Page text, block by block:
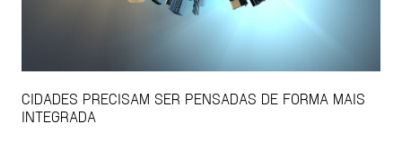
CIDADES PRECISAM SER PENSADAS DE FORMA MAIS
INTEGRADA